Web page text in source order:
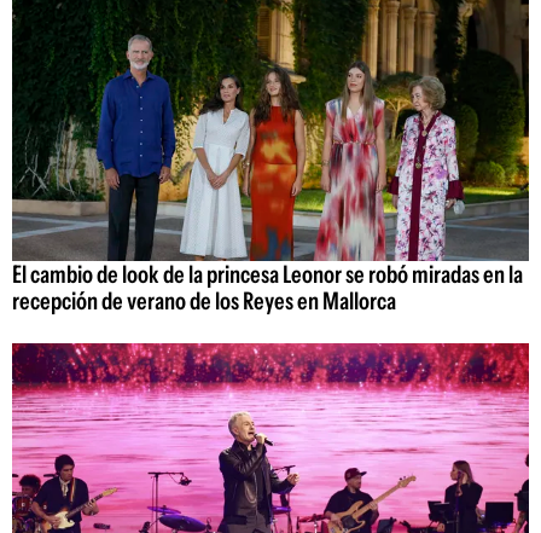
El cambio de look de la princesa Leonor se robó miradas en la
recepción de verano de los Reyes en Mallorca